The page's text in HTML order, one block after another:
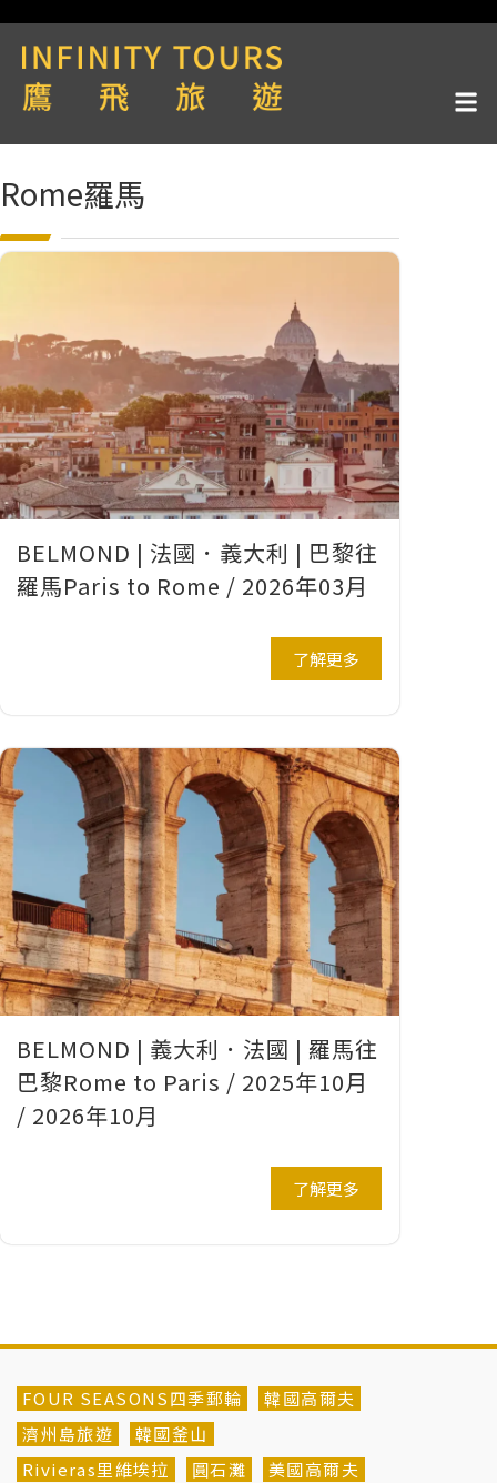
Rome羅馬
BELMOND | 法國．義大利 | 巴黎往
羅馬Paris to Rome / 2026年03月
了解更多
BELMOND | 義大利．法國 | 羅馬往
巴黎Rome to Paris / 2025年10月
/ 2026年10月
了解更多
FOUR SEASONS四季郵輪
韓國高爾夫
濟州島旅遊
韓國釜山
Rivieras里維埃拉
圓石灘
美國高爾夫